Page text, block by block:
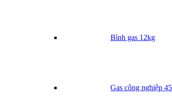
Bình gas 12kg
Gas công nghiệp